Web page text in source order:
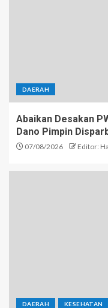
DAERAH
Abaikan Desakan
Dano Pimpin
07/08/2026 Editor:
DAERAH KESEHATAN